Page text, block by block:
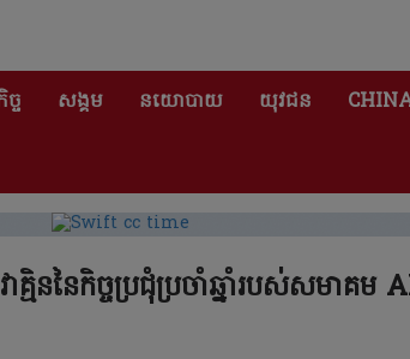
ច សង្គម នយោបាយ យុវជន
ាគ្មិននៃកិច្ចប្រជុំប្រចាំឆ្នាំរបស់សមាគម